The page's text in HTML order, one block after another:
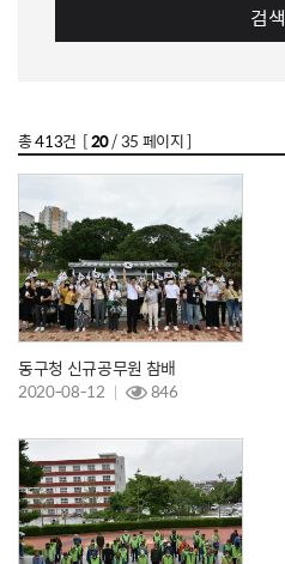
검색
총413건 [20/ 35 페이지 ]
동구청 신규공무원 참배
2020-08-12 846